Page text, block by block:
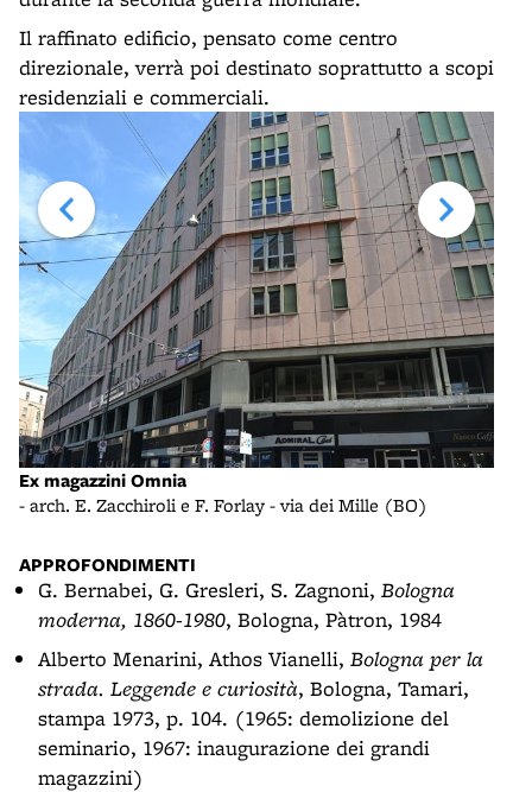
Il raffinato edificio, pensato come centro
direzionale, verrà poi destinato soprattutto a scopi
residenziali e commerciali.
Ex magazzini Omnia
- arch. E. Zacchiroli e F. Forlay - via dei Mille (BO)
APPROFONDIMENTI
G. Bernabei, G. Gresleri, S. Zagnoni, Bologna
moderna, 1860-1980, Bologna, Pàtron, 1984
Alberto Menarini, Athos Vianelli, Bologna per la
strada. Leggende e curiosità, Bologna, Tamari,
stampa 1973, p. 104. (1965: demolizione del
seminario, 1967: inaugurazione dei grandi
magazzini)